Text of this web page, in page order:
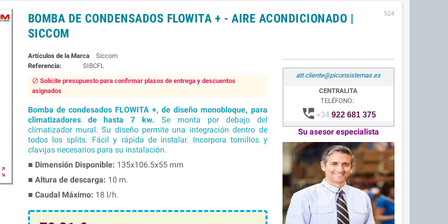
524
BOMBA DE CONDENSADOS FLOWITA + - AIRE ACONDICIONADO |
SICCOM
Marca
Siccom
Referencia:
SIBCFL
block Solicite presupuesto para confirmar plazos de entrega y descuentos
asignados
Bomba de condesados FLOWITA +, de diseño monobloque, para
climatizadores de hasta 7 kw.Se monta por debajo del
climatizador mural. Su diseño permite una integración dentro de
todos los splits. Fácil y rápida de instalar. Incorpora tornillos y
clavijas necesarios para su instalación.
■ Dimensión Disponible: 135x106.5x55 mm
■ Altura de descarga: 10 m.
■ Caudal Máximo: 18 l/h.
att.cliente@piconsistemas.es
CENTRALITA
TELÉFONO.:
perm_phone_msg+34 922 681 375
Su asesor especialista